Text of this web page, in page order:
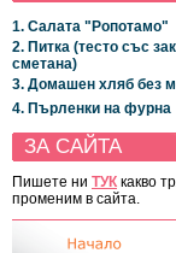
1. Салата "Ропотамо"
2. Питка (тесто със
сметана)
3. Домашен хляб без
4. Пърленки на фурна
ЗА САЙТА
Пишете ни ТУК какво
променим в сайта.